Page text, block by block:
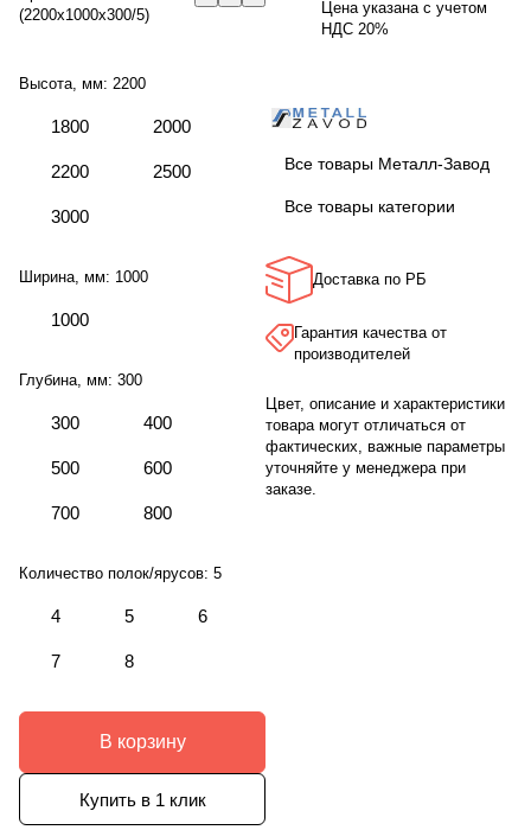
(2200x1000x300/5)
Высота, мм: 2200
1800 2000
2200 2500
3000
Ширина, мм: 1000
1000
Глубина, мм: 300
300 400
500 600
700 800
Количество полок/ярусов: 5
4 5 6
7 8
В корзину
Купить в 1 клик
Цена указана с учетом
НДС 20%
Все товары Металл-Завод
Все товары категории
Доставка по РБ
Гарантия качества от
производителей
Цвет, описание и характеристики
товара могут отличаться от
фактических, важные параметры
уточняйте у менеджера при
заказе.